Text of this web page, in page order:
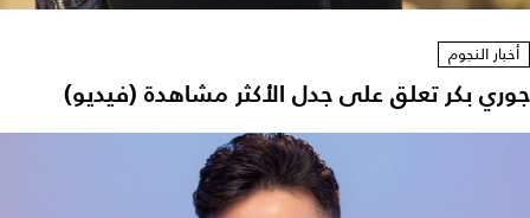
أخبار النجوم
جوري بكر تعلق على جدل الأكثر مشاهدة (فيديو)